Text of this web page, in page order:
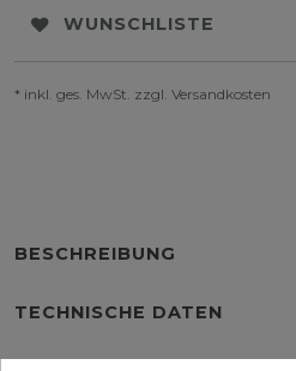
WUNSCHLISTE
* inkl. ges. MwSt. zzgl. Versandkosten
BESCHREIBUNG
TECHNISCHE DATEN